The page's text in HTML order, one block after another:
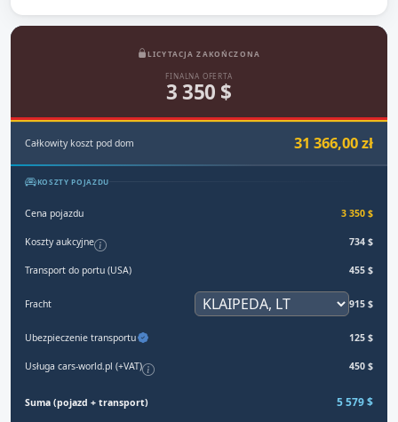
LICYTACJA ZAKOŃCZONA
FINALNA OFERTA
3 350 $
Całkowity koszt pod dom 31 366,00 zł
KOSZTY POJAZDU
Cena pojazdu 3 350 $
Koszty aukcyjne 734 $
Transport do portu (USA) 455 $
Fracht 915 $
Ubezpieczenie transportu 125 $
Usługa cars-world.pl (+VAT) 450 $
Suma (pojazd + transport) 5 579 $